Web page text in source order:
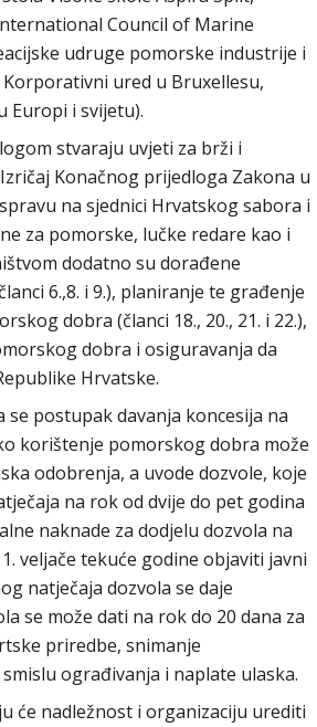
Council of Marine
udruge pomorske industrije i
ured u Bruxellesu,
Europi i svijetu).
stvaraju uvjeti za brži i
Konačnog prijedloga Zakona u
na sjednici Hrvatskog sabora i
za pomorske, lučke redare kao i
dodatno su dorađene
6.,8. i 9.), planiranje te građenje
dobra (članci 18., 20., 21. i 22.),
dobra i osiguravanja da
Hrvatske.
postupak davanja koncesija na
korištenje pomorskog dobra može
odobrenja, a uvode dozvole, koje
na rok od dvije do pet godina
naknade za dodjelu dozvola na
veljače tekuće godine objaviti javni
natječaja dozvola se daje
se može dati na rok do 20 dana za
priredbe, snimanje
ograđivanja i naplate ulaska.
će nadležnost i organizaciju urediti